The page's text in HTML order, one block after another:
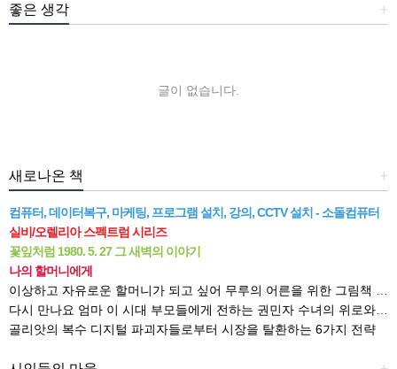
+
좋은 생각
글이 없습니다.
+
새로나온 책
컴퓨터, 데이터복구, 마케팅, 프로그램 설치, 강의, CCTV 설치 - 소돌컴퓨터
실비/오렐리아 스펙트럼 시리즈
꽃잎처럼 1980. 5. 27 그 새벽의 이야기
나의 할머니에게
골리앗의 복수 디지털 파괴자들로부터 시장을 탈환하는 6가지 전략